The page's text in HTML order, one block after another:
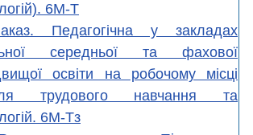
6М-Т
Педагогічна у закладах
середньої та фахової
освіти на робочому місці
трудового навчання та
6М-Тз